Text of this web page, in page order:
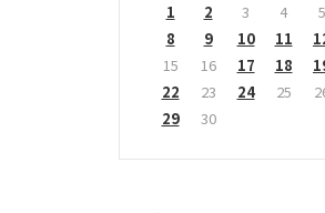
1
2 3 4 5
8
9 10 11
15
16 17 18
22
23 24 25
29
30